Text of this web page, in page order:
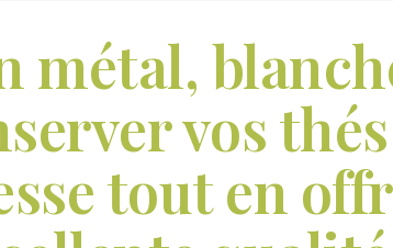
métal,
vos
tout en